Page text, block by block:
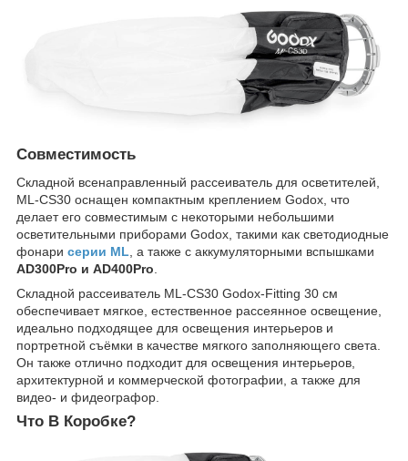
Совместимость
Складной всенаправленный рассеиватель для осветителей,
ML-CS30 оснащен компактным креплением Godox, что
делает его совместимым с некоторыми небольшими
осветительными приборами Godox, такими как светодиодные
фонари серии ML , а также с аккумуляторными вспышками
AD300Pro и AD400Pro
Складной рассеиватель ML-CS30 Godox-Fitting 30 см
обеспечивает мягкое, естественное рассеянное освещение,
идеально подходящее для освещения интерьеров и
портретной съёмки в качестве мягкого заполняющего света.
Он также отлично подходит для освещения интерьеров,
архитектурной и коммерческой фотографии, а также для
видео- и фидеографор.
Что В Коробке?